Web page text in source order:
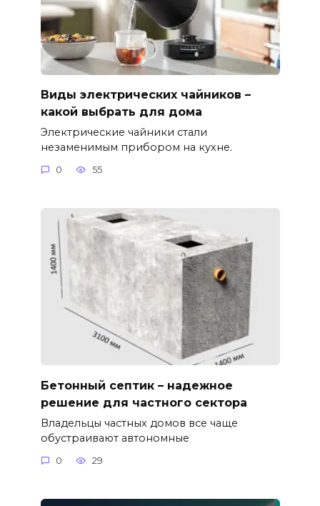
Виды электрических чайников –
какой выбрать для дома
Электрические чайники стали
незаменимым прибором на кухне.
0 55
Бетонный септик – надежное
решение для частного сектора
Владельцы частных домов все чаще
обустраивают автономные
0 29